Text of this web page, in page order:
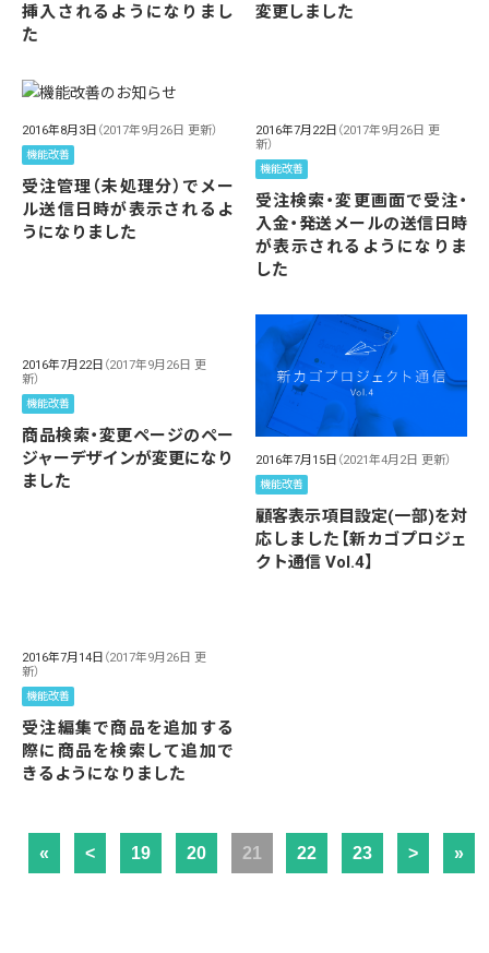
挿入されるようになりまし
た
変更しました
2016年8月3日 （2017年9月26日 更新）
機能改善
受注管理（未処理分）でメー
ル送信日時が表示されるよ
うになりました
2016年7月22日 （2017年9月26日 更
新）
機能改善
受注検索・変更画面で受注・
入金・発送メールの送信日時
が表示されるようになりま
した
2016年7月22日 （2017年9月26日 更
新）
機能改善
商品検索・変更ページのペー
ジャーデザインが変更になり
ました
2016年7月15日 （2021年4月2日 更新）
機能改善
顧客表示項目設定(一部)を対
応しました【新カゴプロジェ
クト通信 Vol.4】
2016年7月14日 （2017年9月26日 更
新）
機能改善
受注編集で商品を追加する
際に商品を検索して追加で
きるようになりました
« < 19 20 21 22 23 > »